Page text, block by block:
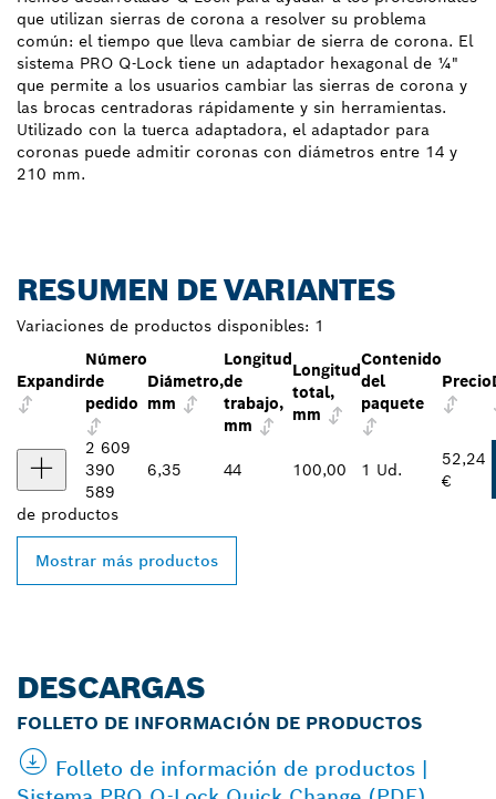
que utilizan sierras de corona a resolver su problema
común: el tiempo que lleva cambiar de sierra de corona. El
sistema PRO Q-Lock tiene un adaptador hexagonal de ¼"
que permite a los usuarios cambiar las sierras de corona y
las brocas centradoras rápidamente y sin herramientas.
Utilizado con la tuerca adaptadora, el adaptador para
coronas puede admitir coronas con diámetros entre 14 y
210 mm.
RESUMEN DE VARIANTES
Variaciones de productos disponibles: 1
Expandir
Número
de
pedido
Diámetro,
mm
Longitud
de
trabajo,
mm
Longitud
total,
mm
Contenido
del
paquete
Precio
2 609
390
589
6,35 44 100,00 1 Ud.
52,24
€
de productos
Mostrar más productos
DESCARGAS
FOLLETO DE INFORMACIÓN DE PRODUCTOS
Folleto de información de productos |